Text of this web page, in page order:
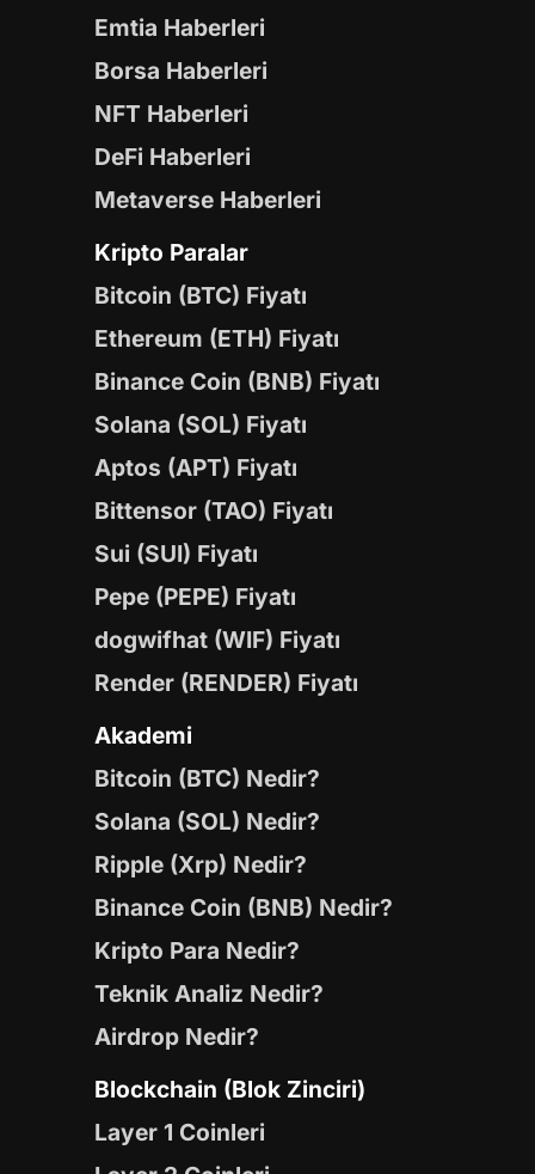
Emtia Haberleri
Borsa Haberleri
NFT Haberleri
DeFi Haberleri
Metaverse Haberleri
Kripto Paralar
Bitcoin (BTC) Fiyatı
Ethereum (ETH) Fiyatı
Binance Coin (BNB) Fiyatı
Solana (SOL) Fiyatı
Aptos (APT) Fiyatı
Bittensor (TAO) Fiyatı
Sui (SUI) Fiyatı
Pepe (PEPE) Fiyatı
dogwifhat (WIF) Fiyatı
Render (RENDER) Fiyatı
Akademi
Bitcoin (BTC) Nedir?
Solana (SOL) Nedir?
Ripple (Xrp) Nedir?
Binance Coin (BNB) Nedir?
Kripto Para Nedir?
Teknik Analiz Nedir?
Airdrop Nedir?
Blockchain (Blok Zinciri)
Layer 1 Coinleri